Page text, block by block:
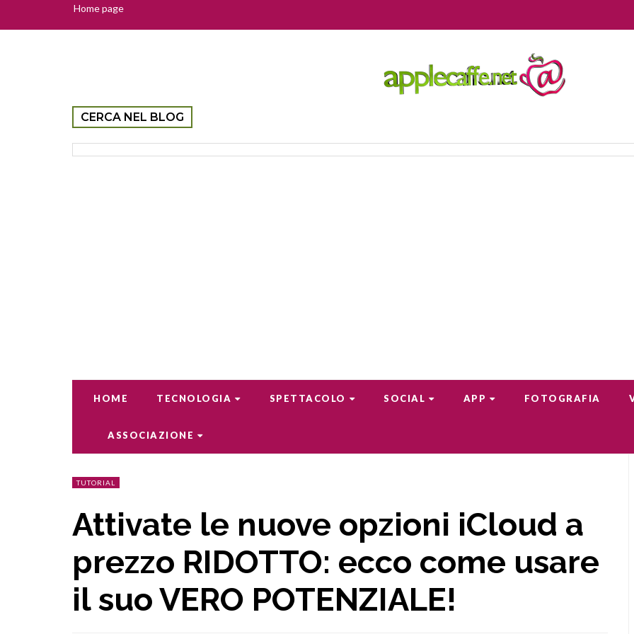
Home page
CERCA NEL BLOG
HOME TECNOLOGIA SPETTACOLO SOCIAL APP FOTOGRAFIA
ASSOCIAZIONE
TUTORIAL
Attivate le nuove opzioni iCloud a
prezzo RIDOTTO: ecco come usare
il suo VERO POTENZIALE!